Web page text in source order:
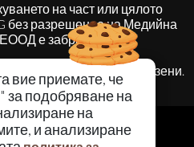
вие приемате, че
" за подобряване на
на
и анализиране
на част или цялото
без разрешение на Медийна
е забранено.
Всички права запазени.